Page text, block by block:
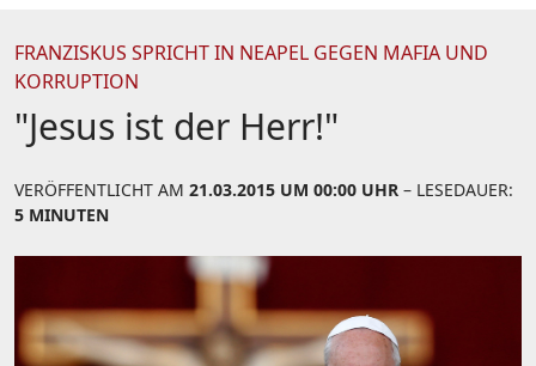
FRANZISKUS SPRICHT IN NEAPEL GEGEN MAFIA UND
KORRUPTION
"Jesus ist der Herr!"
VERÖFFENTLICHT AM 21.03.2015 UM 00:00 UHR – LESEDAUER:
5 MINUTEN